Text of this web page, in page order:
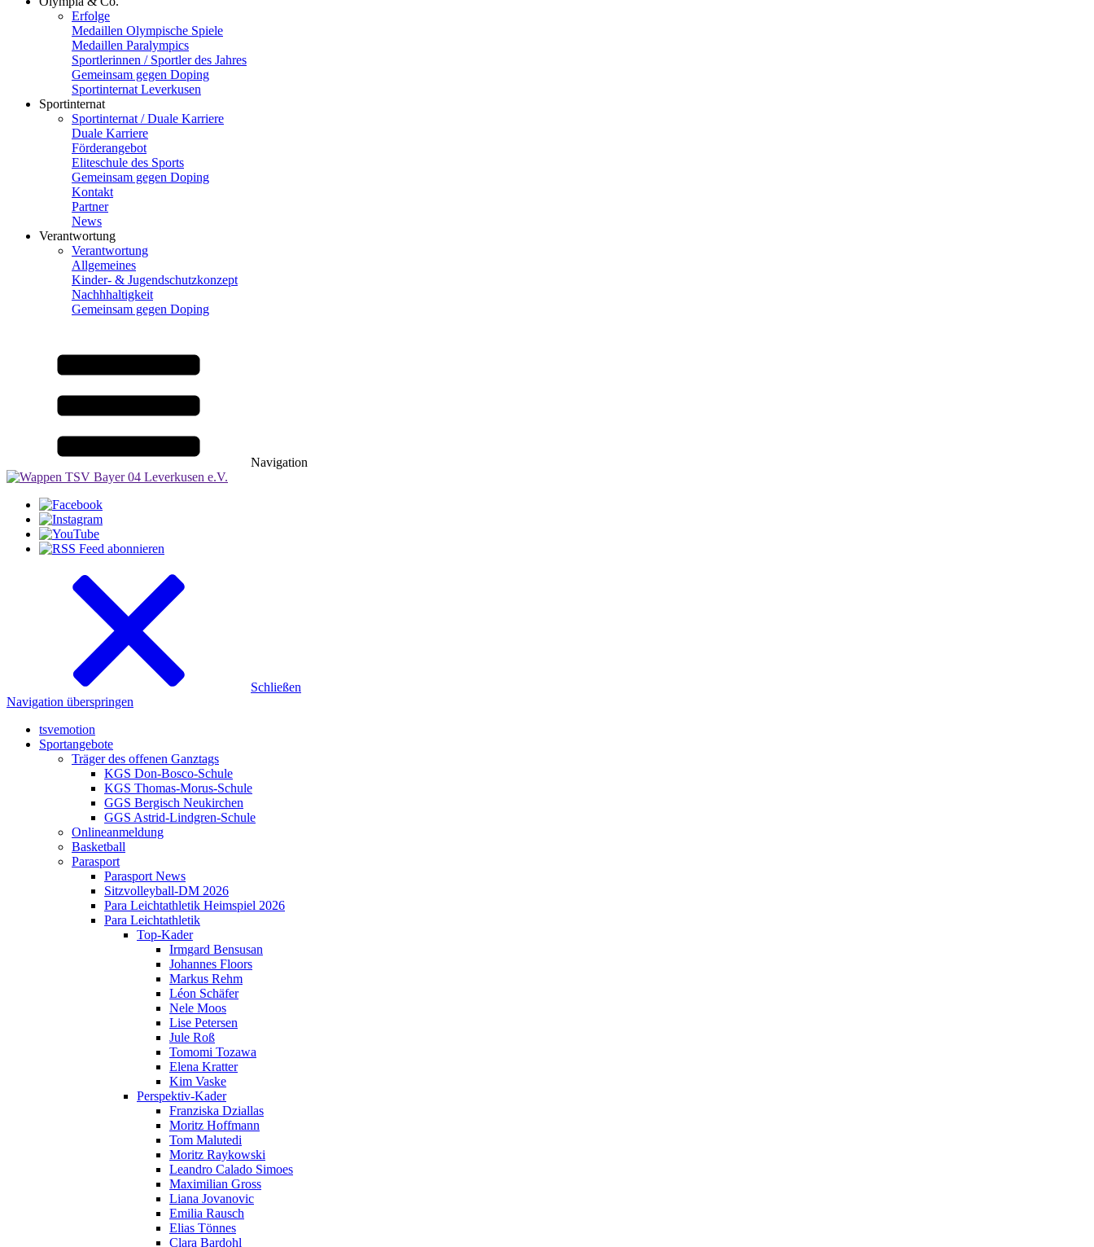
Erfolge
Medaillen Olympische Spiele
Medaillen Paralympics
Sportlerinnen / Sportler des Jahres
Gemeinsam gegen Doping
Sportinternat Leverkusen
Sportinternat
Sportinternat / Duale Karriere
Duale Karriere
Förderangebot
Eliteschule des Sports
Gemeinsam gegen Doping
Kontakt
Partner
News
Verantwortung
Verantwortung
Allgemeines
Kinder- & Jugendschutzkonzept
Nachhhaltigkeit
Gemeinsam gegen Doping
Navigation
Schließen
Navigation überspringen
tsvemotion
Sportangebote
Träger des offenen Ganztags
KGS Don-Bosco-Schule
KGS Thomas-Morus-Schule
GGS Bergisch Neukirchen
GGS Astrid-Lindgren-Schule
Onlineanmeldung
Basketball
Parasport
Parasport News
Sitzvolleyball-DM 2026
Para Leichtathletik Heimspiel 2026
Para Leichtathletik
Top-Kader
Irmgard Bensusan
Johannes Floors
Markus Rehm
Léon Schäfer
Nele Moos
Lise Petersen
Jule Roß
Tomomi Tozawa
Elena Kratter
Kim Vaske
Perspektiv-Kader
Franziska Dziallas
Moritz Hoffmann
Tom Malutedi
Moritz Raykowski
Leandro Calado Simoes
Maximilian Gross
Liana Jovanovic
Emilia Rausch
Elias Tönnes
Clara Bardohl